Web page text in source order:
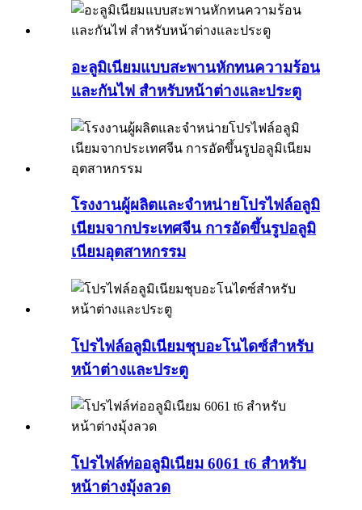
อะลูมิเนียมแบบสะพานหักทนความร้อน
และกันไฟ สำหรับหน้าต่างและประตู
โรงงานผู้ผลิตและจำหน่ายโปรไฟล์อลูมิ
เนียมจากประเทศจีน การอัดขึ้นรูปอลูมิ
เนียมอุตสาหกรรม
โปรไฟล์อลูมิเนียมชุบอะโนไดซ์สำหรับ
หน้าต่างและประตู
โปรไฟล์ท่ออลูมิเนียม 6061 t6 สำหรับ
หน้าต่างมุ้งลวด